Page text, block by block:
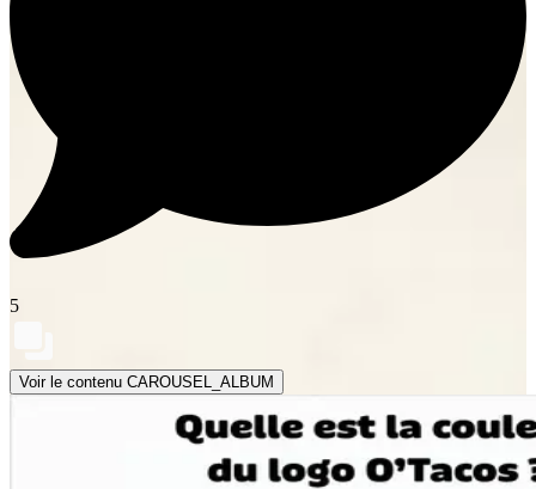
5
Voir le contenu CAROUSEL_ALBUM